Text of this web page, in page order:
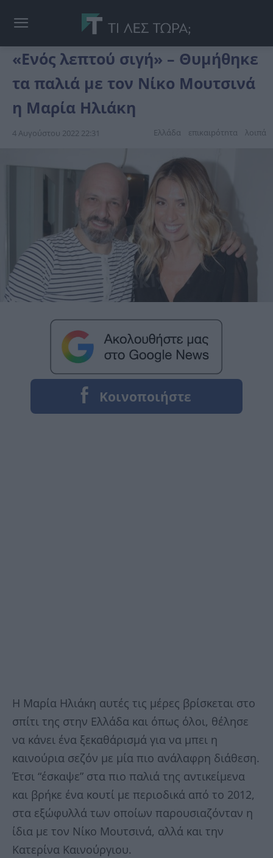
«Ενός λεπτού σιγή» – Θυμήθηκε
τα παλιά με τον Νίκο Μουτσινά
η Μαρία Ηλιάκη
4 Αυγούστου 2022 22:31 Ελλάδα επικαιpότnτα λοιπά
Η Μαρία Ηλιάκη αυτές τις μέρες βρίσκεται στο
σπίτι της στην Ελλάδα και όπως όλοι, θέλησε
να κάνει ένα ξεκαθάρισμά για να μπει η
καινούρια σεζόν με μία πιο ανάλαφρη διάθεση.
Έτσι “έσκαψε” στα πιο παλιά της αντικείμενα
και βρήκε ένα κουτί με περιοδικά από το 2012,
στα εξώφυλλά των οποίων παρουσιαζόνταν η
ίδια με τον Νίκο Μουτσινά, αλλά και την
Κατερίνα Καινούργιου.